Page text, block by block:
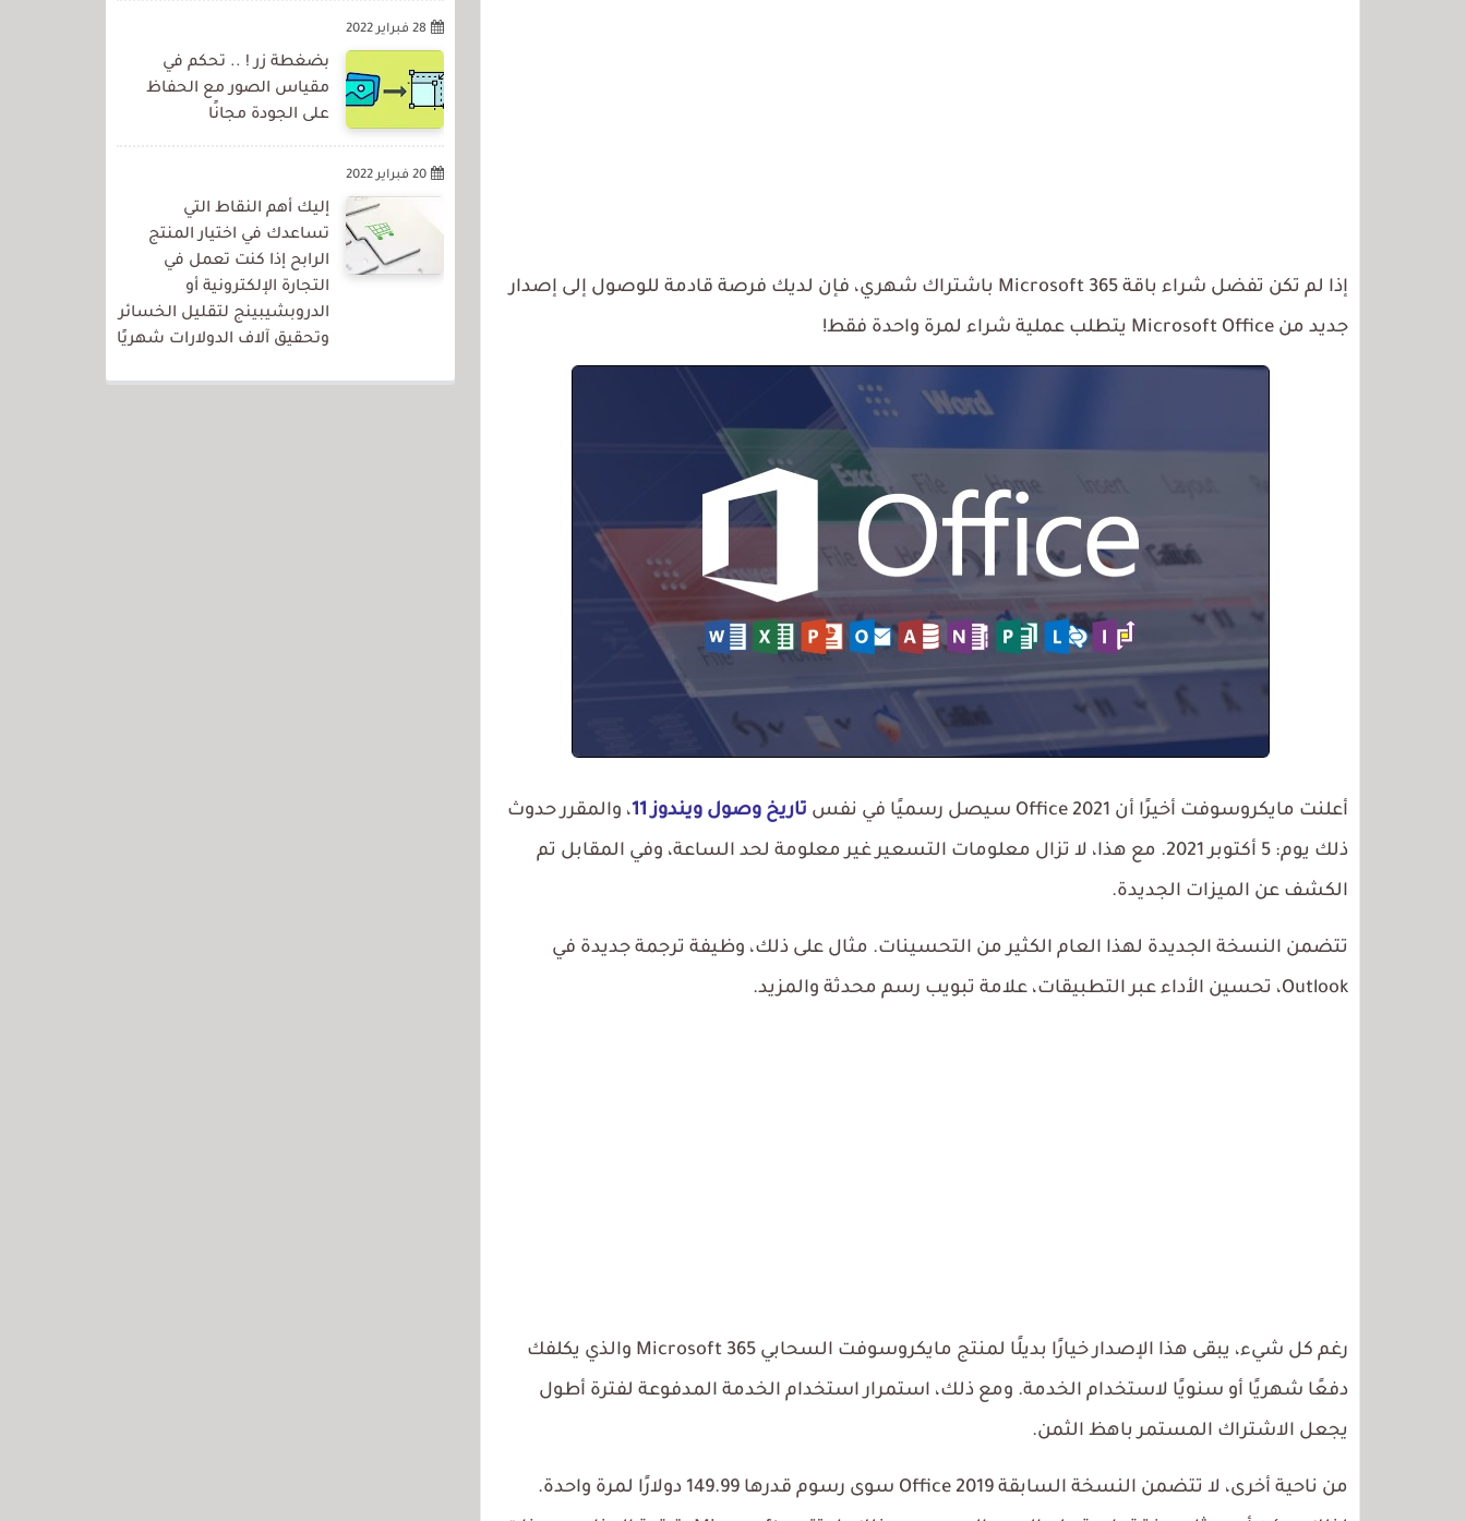
إذا لم تكن تفضل شراء باقة Microsoft 365 باشتراك شهري، فإن لديك فرصة قادمة للوصول إلى إصدار
جديد من Microsoft Office يتطلب عملية شراء لمرة واحدة فقط!
أعلنت مايكروسوفت أخيرًا أن Office 2021 سيصل رسميًا في نفس تاريخ وصول ويندوز 11
، والمقرر حدوث
ذلك يوم: 5 أكتوبر 2021. مع هذا، لا تزال معلومات التسعير غير معلومة لحد الساعة، وفي المقابل تم
الكشف عن الميزات الجديدة.
تتضمن النسخة الجديدة لهذا العام الكثير من التحسينات. مثال على ذلك، وظيفة ترجمة جديدة في
Outlook، تحسين الأداء عبر التطبيقات، علامة تبويب رسم محدثة والمزيد.
رغم كل شيء، يبقى هذا الإصدار خيارًا بديلًا لمنتج مايكروسوفت السحابي Microsoft 365 والذي يكلفك
دفعًا شهريًا أو سنويًا لاستخدام الخدمة. ومع ذلك، استمرار استخدام الخدمة المدفوعة لفترة أطول
يجعل الاشتراك المستمر باهظ الثمن.
من ناحية أخرى، لا تتضمن النسخة السابقة Office 2019 سوى رسوم قدرها 149.99 دولارًا لمرة واحدة.
28 فبراير 2022
بضغطة زر ! .. تحكم في
مقياس الصور مع الحفاظ
على الجودة مجانًا
20 فبراير 2022
إليك أهم النقاط التي
تساعدك في اختيار المنتج
الرابح إذا كنت تعمل في
التجارة الإلكترونية أو
الدروبشيبينج لتقليل الخسائر
وتحقيق آلاف الدولارات شهريًا